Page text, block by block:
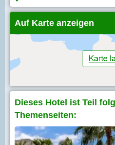
Auf Karte anzeigen
Dieses Hotel ist Teil
Themenseiten: